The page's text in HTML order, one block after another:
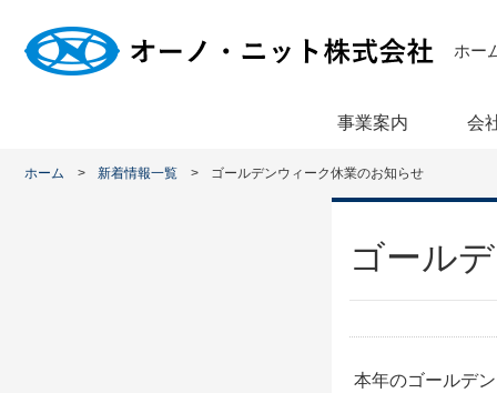
事業案内 会
ホー
ホーム 新着情報一覧 ゴールデンウィーク休業のお知らせ
ゴール
本年のゴールデ